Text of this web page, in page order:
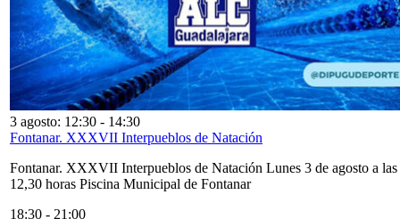
3 agosto: 12:30 - 14:30
Fontanar. XXXVII Interpueblos de Natación
Fontanar. XXXVII Interpueblos de Natación Lunes 3 de agosto a las
12,30 horas Piscina Municipal de Fontanar
18:30 - 21:00